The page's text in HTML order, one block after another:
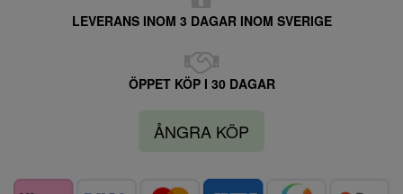
LEVERANS INOM 3 DAGAR INOM SVERIGE
ÖPPET KÖP I 30 DAGAR
ÅNGRA KÖP